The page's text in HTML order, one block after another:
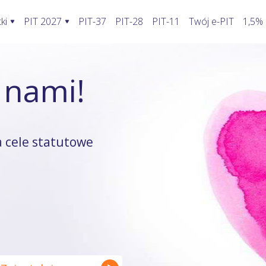
fakturę w KSeF?
stwarza KSeF?
a KSeF
faktury do KSeF
faktury, gdy KSeF nie działa
Kalkulator wynagrodzeń
Kalkulator walut
Kalkulator odsetek PIT
Kalkulator rozliczenia
Kalkulator zwrotu podatku
Kalkulator kilometrówki
PIT 2027
PIT-28
37
Koszty uzyskania przychodu
Koszty uzyskania przychodu twórcy
Odliczenie składki zdrowotnej
Działalność nierejestrowana
Wybór formy opodatkowania
PIT-37 PIT-28 PIT-11 Twój e-PIT 1,5%
cele statutowe